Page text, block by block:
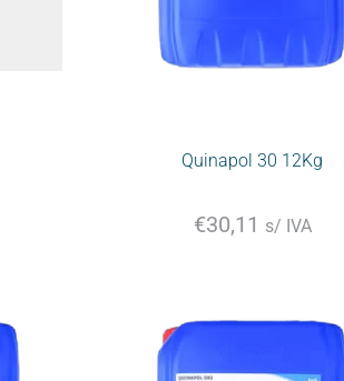
Quinapol 30 12Kg
€30,11 s/ IVA